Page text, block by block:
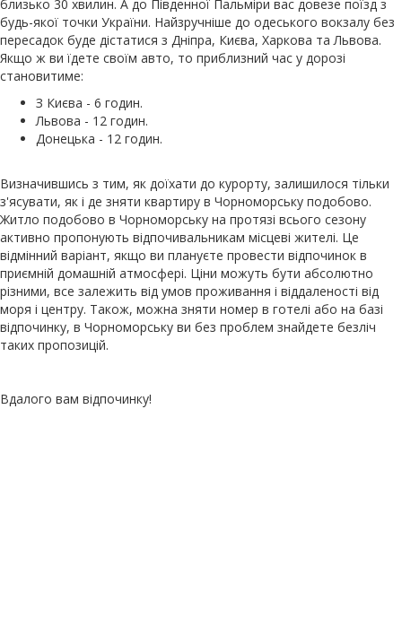
близько 30 хвилин. А до Південної Пальміри вас довезе поїзд з
будь-якої точки України. Найзручніше до одеського вокзалу без
пересадок буде дістатися з Дніпра, Києва, Харкова та Львова.
Якщо ж ви їдете своїм авто, то приблизний час у дорозі
становитиме:
З Києва - 6 годин.
Львова - 12 годин.
Донецька - 12 годин.
Визначившись з тим, як доїхати до курорту, залишилося тільки
з'ясувати, як і де зняти квартиру в Чорноморську подобово.
Житло подобово в Чорноморську на протязі всього сезону
активно пропонують відпочивальникам місцеві жителі. Це
відмінний варіант, якщо ви плануєте провести відпочинок в
приємній домашній атмосфері. Ціни можуть бути абсолютно
різними, все залежить від умов проживання і віддаленості від
моря і центру. Також, можна зняти номер в готелі або на базі
відпочинку, в Чорноморську ви без проблем знайдете безліч
таких пропозицій.
Вдалого вам відпочинку!